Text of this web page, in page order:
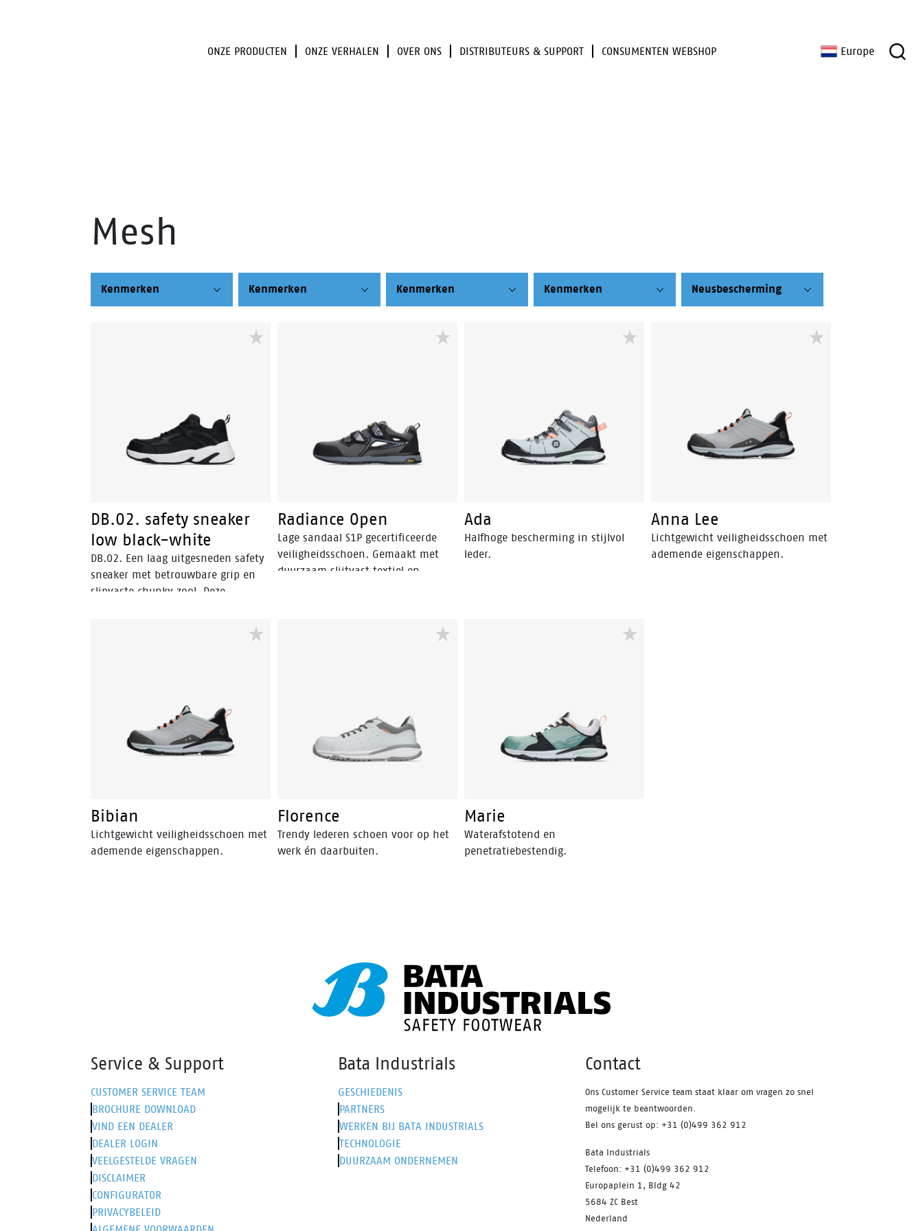
ONZE PRODUCTEN ONZE VERHALEN OVER ONS DISTRIBUTEURS & SUPPORT CONSUMENTEN WEBSHOP Europe
Mesh
Kenmerken Kenmerken Kenmerken Kenmerken Neusbescherming
DB.02. safety sneaker
low black-white
DB.02. Een laag uitgesneden safety
sneaker met betrouwbare grip en
slipvaste chunky zool. Deze
35 tot en met 48. De DB.02. heeft
het CE-keurmerk en ISO 20345:
2022 S1PS SR.
Radiance Open
Lage sandaal S1P gecertificeerde
veiligheidsschoen. Gemaakt met
duurzaam slijtvast textiel en
Ada
Halfhoge bescherming in stijlvol
leder.
Anna Lee
Lichtgewicht veiligheidsschoen met
ademende eigenschappen.
Bibian
Lichtgewicht veiligheidsschoen met
ademende eigenschappen.
Florence
Trendy lederen schoen voor op het
werk én daarbuiten.
Marie
Waterafstotend en
penetratiebestendig.
Service & Support
CUSTOMER SERVICE TEAM
BROCHURE DOWNLOAD
VIND EEN DEALER
DEALER LOGIN
VEELGESTELDE VRAGEN
DISCLAIMER
CONFIGURATOR
PRIVACYBELEID
Bata Industrials
GESCHIEDENIS
PARTNERS
WERKEN BIJ BATA INDUSTRIALS
TECHNOLOGIE
DUURZAAM ONDERNEMEN
Contact
Ons Customer Service team staat klaar om vragen zo snel
mogelijk te beantwoorden.
Bel ons gerust op: +31 (0)499 362 912
Bata Industrials
Telefoon: +31 (0)499 362 912
Europaplein 1, Bldg 42
5684 ZC Best
Nederland